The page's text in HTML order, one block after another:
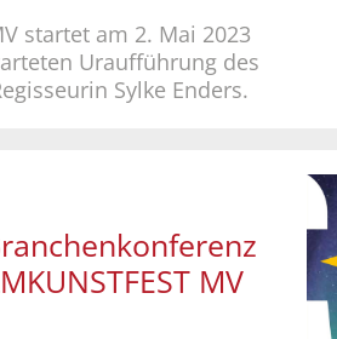
startet am 2. Mai 2023
Uraufführung des
Sylke Enders.
MV